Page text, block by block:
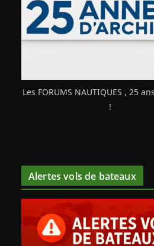
Les FORUMS NAUTIQUES , 25
!
Alertes vols de bateaux